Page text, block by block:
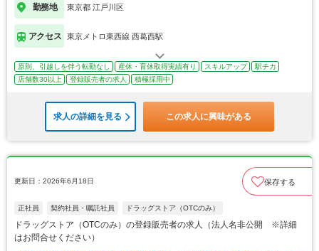
勤務地 東京都 江戸川区
アクセス 東京メトロ東西線 西葛西駅
原則、引越しを伴う転勤なし 産休・育休取得実績有り スキルアップ
駅チカ
店舗数30以上
登録販売者の求人 積極採用中
求人の詳細を見る この求人に興味がある
更新日：2026年6月18日 保存する
正社員 契約社員・嘱託社員 ドラッグストア（OTCのみ）
ドラッグストア（OTCのみ）の登録販売者の求人（法人名非公開 ※詳細
はお問合せください）